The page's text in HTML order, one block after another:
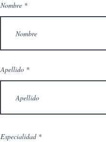
Nombre
Apellido
Especialidad